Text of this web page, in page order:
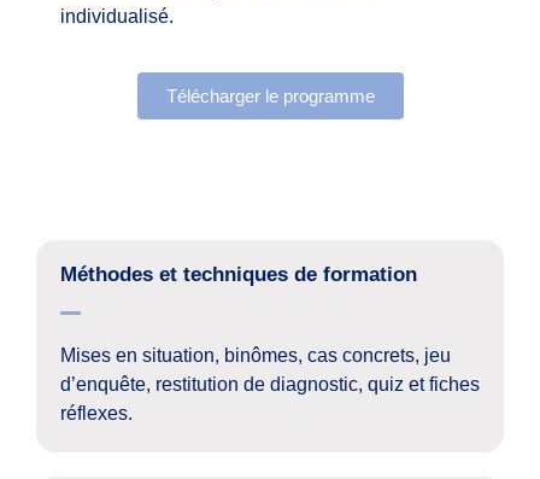
individualisé.
Télécharger le programme
Méthodes et techniques de formation
Mises en situation, binômes, cas concrets, jeu
d’enquête, restitution de diagnostic, quiz et fiches
réflexes.